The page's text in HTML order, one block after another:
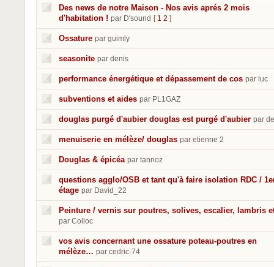
Des news de notre Maison - Nos avis aprés 2 mois
d'habitation ! par D'sound [ 1 2 ]
Ossature par guimly
seasonite par denis
performance énergétique et dépassement de cos par luc
subventions et aides par PL1GAZ
douglas purgé d'aubier douglas est purgé d'aubier par
menuiserie en mélèze/ douglas par etienne 2
Douglas & épicéa par tannoz
questions agglo/OSB et tant qu'à faire isolation RDC /
étage par David_22
Peinture / vernis sur poutres, solives, escalier, lambris
par Colloc
vos avis concernant une ossature poteau-poutres en
mélèze… par cedric-74